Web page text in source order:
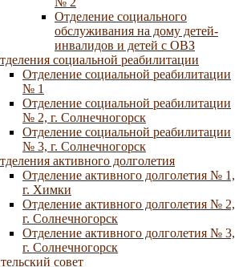
Отделение социального
обслуживания на дому детей-
инвалидов и детей с ОВЗ
социальной реабилитации
Отделение социальной реабилитации
№ 1
Отделение социальной реабилитации
№ 2, г. Солнечногорск
Отделение социальной реабилитации
№ 3, г. Солнечногорск
активного долголетия
Отделение активного долголетия № 1,
г. Химки
Отделение активного долголетия № 2,
г. Солнечногорск
Отделение активного долголетия № 3,
г. Солнечногорск
совет